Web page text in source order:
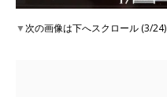
▼次の画像は下へスクロール (3/24)